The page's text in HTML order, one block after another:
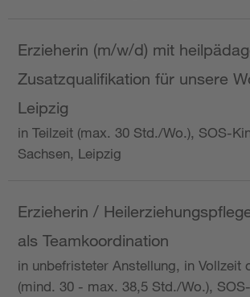
Erzieherin (m/w/d) mit
Zusatzqualifikation für unsere
Leipzig
in Teilzeit (max. 30 Std./Wo.), SOS-
Sachsen, Leipzig
Erzieherin /
als Teamkoordination
in unbefristeter Anstellung, in Vollzeit
(mind. 30 - max. 38,5 Std./Wo.),